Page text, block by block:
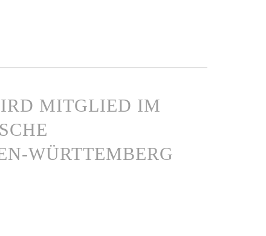
MITGLIED IM
WÜRTTEMBERG